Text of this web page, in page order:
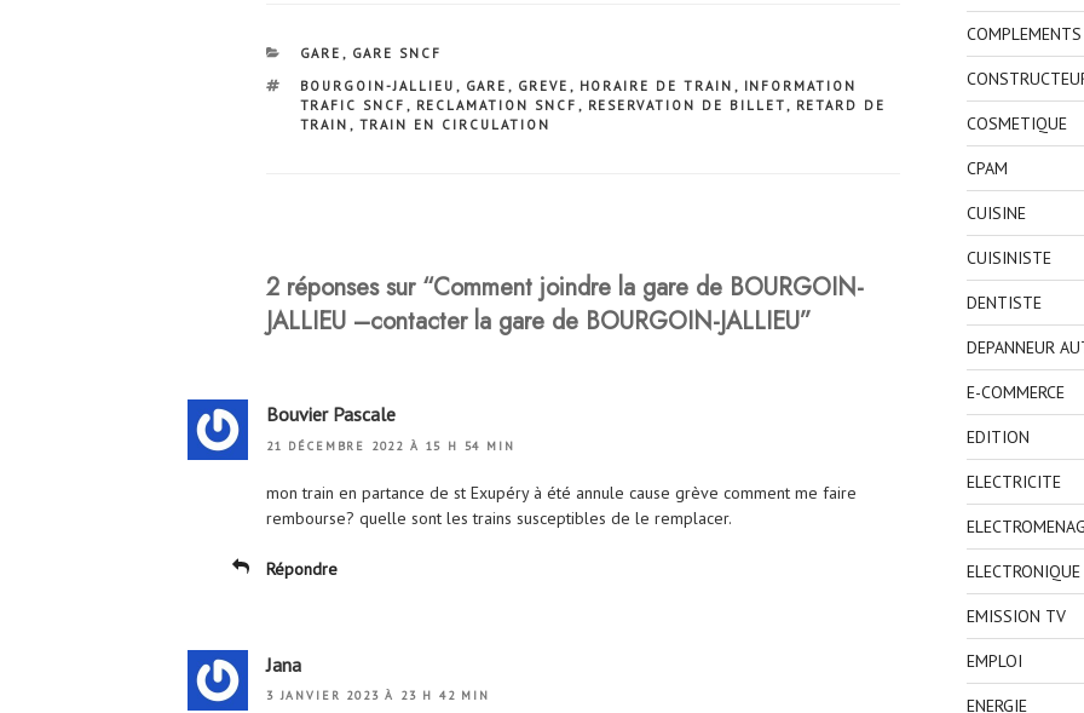
CATÉGORIES
GARE , GARE SNCF
ÉTIQUETTES
BOURGOIN-JALLIEU , GARE , GREVE , HORAIRE DE TRAIN , INFORMATION
TRAFIC SNCF , RECLAMATION SNCF , RESERVATION DE BILLET, RETARD DE
TRAIN , TRAIN EN CIRCULATION
2 réponses sur “Comment joindre la gare de BOURGOIN-
JALLIEU –contacter la gare de BOURGOIN-JALLIEU”
Bouvier Pascale
21 DÉCEMBRE 2022 À 15 H 54 MIN
mon train en partance de st Exupéry à été annule cause grève comment me faire
rembourse? quelle sont les trains susceptibles de le remplacer.
Répondre
Jana
3 JANVIER 2023 À 23 H 42 MIN
COSMETIQUE
CPAM
CUISINE
CUISINISTE
DENTISTE
DEPANNEUR
E-COMMERCE
EDITION
ELECTRICITE
EMISSION TV
EMPLOI
ENERGIE